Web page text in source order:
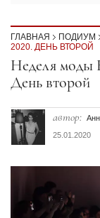
ГЛАВНАЯ ПОДИУМ
2020. ДЕНЬ ВТОРОЙ
Секция
Неделя моды
День второй
автор:
25.01.2020